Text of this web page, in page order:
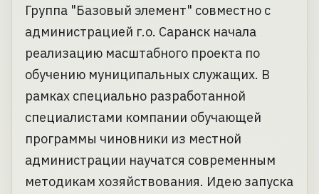
Группа "Базовый элемент" совместно с
администрацией г.о. Саранск начала
реализацию масштабного проекта по
обучению муниципальных служащих. В
рамках специально разработанной
специалистами компании обучающей
программы чиновники из местной
администрации научатся современным
методикам хозяйствования. Идею запуска